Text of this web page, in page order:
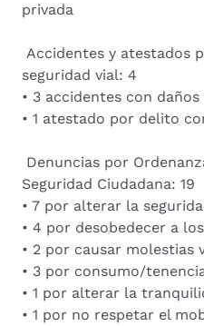
privada
Accidentes y atestados
seguridad vial: 4
• 3 accidentes con
• 1 atestado por delito
Denuncias por
Seguridad Ciudadana: 19
• 7 por alterar la
• 4 por desobedecer a
• 2 por causar molestias
• 3 por consumo/
• 1 por alterar la
• 1 por no respetar el